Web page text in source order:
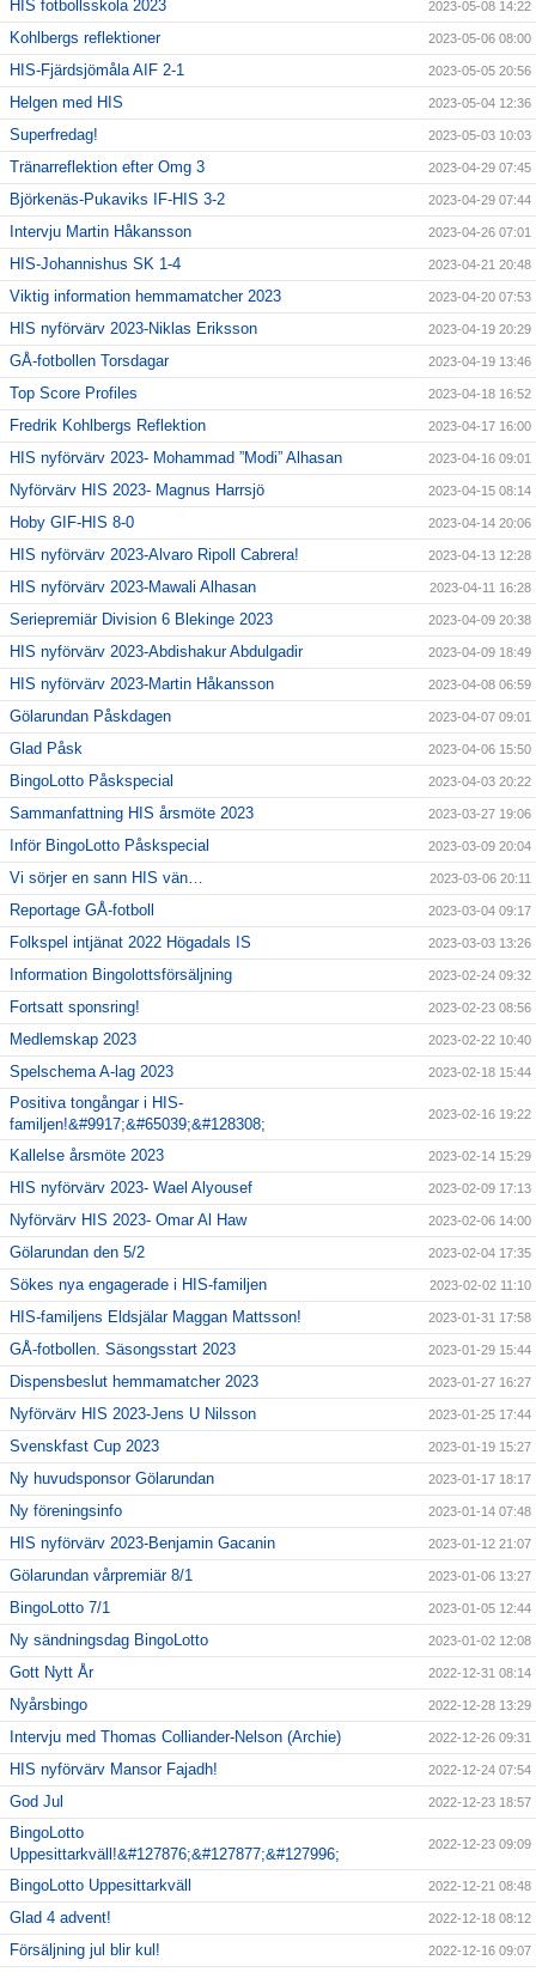
HIS fotbollsskola 2023 2023-05-08 14:22
Kohlbergs reflektioner 2023-05-06 08:00
HIS-Fjärdsjömåla AIF 2-1 2023-05-05 20:56
Helgen med HIS 2023-05-04 12:36
Superfredag! 2023-05-03 10:03
Tränarreflektion efter Omg 3 2023-04-29 07:45
Björkenäs-Pukaviks IF-HIS 3-2 2023-04-29 07:44
Intervju Martin Håkansson 2023-04-26 07:01
HIS-Johannishus SK 1-4 2023-04-21 20:48
Viktig information hemmamatcher 2023 2023-04-20 07:53
HIS nyförvärv 2023-Niklas Eriksson 2023-04-19 20:29
GÅ-fotbollen Torsdagar 2023-04-19 13:46
Top Score Profiles 2023-04-18 16:52
Fredrik Kohlbergs Reflektion 2023-04-17 16:00
HIS nyförvärv 2023- Mohammad ”Modi” Alhasan 2023-04-16 09:01
Nyförvärv HIS 2023- Magnus Harrsjö 2023-04-15 08:14
Hoby GIF-HIS 8-0 2023-04-14 20:06
HIS nyförvärv 2023-Alvaro Ripoll Cabrera! 2023-04-13 12:28
HIS nyförvärv 2023-Mawali Alhasan 2023-04-11 16:28
Seriepremiär Division 6 Blekinge 2023 2023-04-09 20:38
HIS nyförvärv 2023-Abdishakur Abdulgadir 2023-04-09 18:49
HIS nyförvärv 2023-Martin Håkansson 2023-04-08 06:59
Gölarundan Påskdagen 2023-04-07 09:01
Glad Påsk 2023-04-06 15:50
BingoLotto Påskspecial 2023-04-03 20:22
Sammanfattning HIS årsmöte 2023 2023-03-27 19:06
Inför BingoLotto Påskspecial 2023-03-09 20:04
Vi sörjer en sann HIS vän… 2023-03-06 20:11
Reportage GÅ-fotboll 2023-03-04 09:17
Folkspel intjänat 2022 Högadals IS 2023-03-03 13:26
Information Bingolottsförsäljning 2023-02-24 09:32
Fortsatt sponsring! 2023-02-23 08:56
Medlemskap 2023 2023-02-22 10:40
Spelschema A-lag 2023 2023-02-18 15:44
Positiva tongångar i HIS-
familjen!&#9917;&#65039;&#128308;
2023-02-16 19:22
Kallelse årsmöte 2023 2023-02-14 15:29
HIS nyförvärv 2023- Wael Alyousef 2023-02-09 17:13
Nyförvärv HIS 2023- Omar Al Haw 2023-02-06 14:00
Gölarundan den 5/2 2023-02-04 17:35
Sökes nya engagerade i HIS-familjen 2023-02-02 11:10
HIS-familjens Eldsjälar Maggan Mattsson! 2023-01-31 17:58
GÅ-fotbollen. Säsongsstart 2023 2023-01-29 15:44
Dispensbeslut hemmamatcher 2023 2023-01-27 16:27
Nyförvärv HIS 2023-Jens U Nilsson 2023-01-25 17:44
Svenskfast Cup 2023 2023-01-19 15:27
Ny huvudsponsor Gölarundan 2023-01-17 18:17
Ny föreningsinfo 2023-01-14 07:48
HIS nyförvärv 2023-Benjamin Gacanin 2023-01-12 21:07
Gölarundan vårpremiär 8/1 2023-01-06 13:27
BingoLotto 7/1 2023-01-05 12:44
Ny sändningsdag BingoLotto 2023-01-02 12:08
Gott Nytt År 2022-12-31 08:14
Nyårsbingo 2022-12-28 13:29
Intervju med Thomas Colliander-Nelson (Archie) 2022-12-26 09:31
HIS nyförvärv Mansor Fajadh! 2022-12-24 07:54
God Jul 2022-12-23 18:57
BingoLotto
Uppesittarkväll!&#127876;&#127877;&#127996;
2022-12-23 09:09
BingoLotto Uppesittarkväll 2022-12-21 08:48
Glad 4 advent! 2022-12-18 08:12
Försäljning jul blir kul! 2022-12-16 09:07